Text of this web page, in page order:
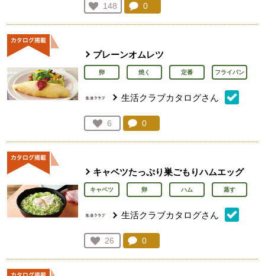
お気に入り登録：
148
人が登録
コメント：
0
プレーンオムレツ
卵 焼く 定番 フライパン
生活クラブカタログさん
お気に入り登録：
6
人が登録
コメント：
0
キャベツたっぷり巣ごもりハムエッグ
キャベツ 卵 ハム 蒸す
生活クラブカタログさん
お気に入り登録：
26
人が登録
コメント：
0